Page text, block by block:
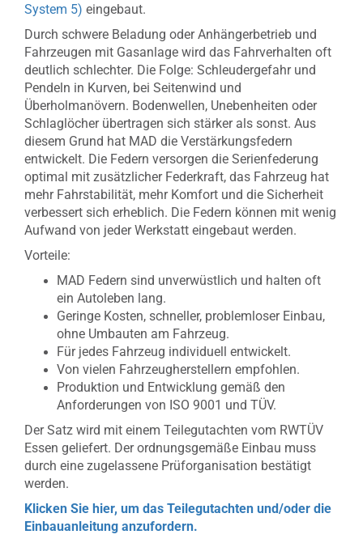
System 5) eingebaut.
Durch schwere Beladung oder Anhängerbetrieb und
Fahrzeugen mit Gasanlage wird das Fahrverhalten oft
deutlich schlechter. Die Folge: Schleudergefahr und
Pendeln in Kurven, bei Seitenwind und
Überholmanövern. Bodenwellen, Unebenheiten oder
Schlaglöcher übertragen sich stärker als sonst. Aus
diesem Grund hat MAD die Verstärkungsfedern
entwickelt. Die Federn versorgen die Serienfederung
optimal mit zusätzlicher Federkraft, das Fahrzeug hat
mehr Fahrstabilität, mehr Komfort und die Sicherheit
verbessert sich erheblich. Die Federn können mit wenig
Aufwand von jeder Werkstatt eingebaut werden.
Vorteile:
MAD Federn sind unverwüstlich und halten oft
ein Autoleben lang.
Geringe Kosten, schneller, problemloser Einbau,
ohne Umbauten am Fahrzeug.
Für jedes Fahrzeug individuell entwickelt.
Von vielen Fahrzeugherstellern empfohlen.
Produktion und Entwicklung gemäß den
Anforderungen von ISO 9001 und TÜV.
Der Satz wird mit einem Teilegutachten vom RWTÜV
Essen geliefert. Der ordnungsgemäße Einbau muss
durch eine zugelassene Prüforganisation bestätigt
werden.
Klicken Sie hier, um das Teilegutachten und/oder die
Einbauanleitung anzufordern.